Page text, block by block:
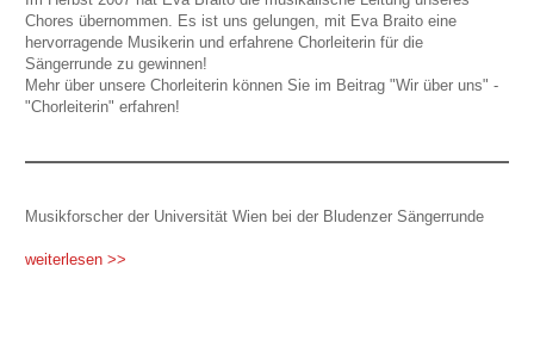
Chores übernommen. Es ist uns gelungen, mit Eva Braito eine
hervorragende Musikerin und erfahrene Chorleiterin für die
Sängerrunde zu gewinnen!
Mehr über unsere Chorleiterin können Sie im Beitrag "Wir über uns" -
"Chorleiterin" erfahren!
Musikforscher der Universität Wien bei der Bludenzer Sängerrunde
weiterlesen >>